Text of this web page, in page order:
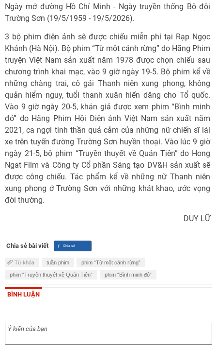
Ngày mở đường Hồ Chí Minh - Ngày truyền thống Bộ đội
Trường Sơn (19/5/1959 - 19/5/2026).
3 bộ phim điện ảnh sẽ được chiếu miễn phí tại Rạp Ngọc
Khánh (Hà Nội). Bộ phim “Từ một cánh rừng” do Hãng Phim
truyện Việt Nam sản xuất năm 1978 được chọn chiếu sau
chương trình khai mạc, vào 9 giờ ngày 19-5. Bộ phim kể về
những chàng trai, cô gái Thanh niên xung phong, không
quản hiểm nguy, tuổi thanh xuân hiến dâng cho Tổ quốc.
Vào 9 giờ ngày 20-5, khán giả được xem phim “Bình minh
đỏ” do Hãng Phim Hội Điện ảnh Việt Nam sản xuất năm
2021, ca ngợi tinh thần quả cảm của những nữ chiến sĩ lái
xe trên tuyến đường Trường Sơn huyền thoại. Vào lúc 9 giờ
ngày 21-5, bộ phim “Truyền thuyết về Quán Tiên” do Hong
Ngat Film và Công ty Cổ phần Sáng tạo DV&H sản xuất sẽ
được công chiếu. Tác phẩm kể về những nữ Thanh niên
xung phong ở Trường Sơn với những khát khao, ước vọng
đời thường.
DUY LỮ
Chia sẻ bài viết
Từ khóa tuần phim phim “Từ một cánh rừng”
phim “Truyền thuyết về Quán Tiên” phim “Bình minh đỏ”
BÌNH LUẬN